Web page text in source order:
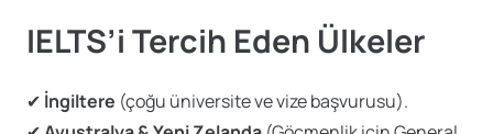
IELTS’i Tercih Eden Ülkeler
✔ İngiltere (çoğu üniversite ve vize başvurusu).